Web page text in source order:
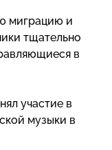
миграцию и
тщательно
в
участие в
музыки в